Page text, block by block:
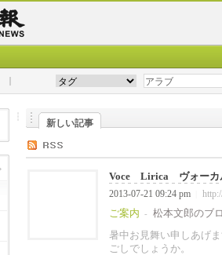
新しい記事
Voce Lirica ヴォーカ
2013-07-21 09:24 pm
ご案内 -
松本文郎のブ
暑中お見舞い申しあげ
ごしでしょうか